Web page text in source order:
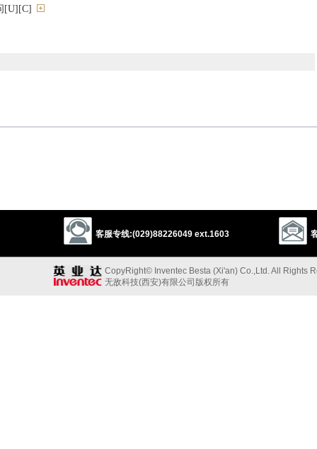
[U][C]
客服专线:(029)88226049 ext.1603
CopyRight© Inventec Besta (Xi'an) Co.,Ltd. All Rights
无敌科技(西安)有限公司版权所有